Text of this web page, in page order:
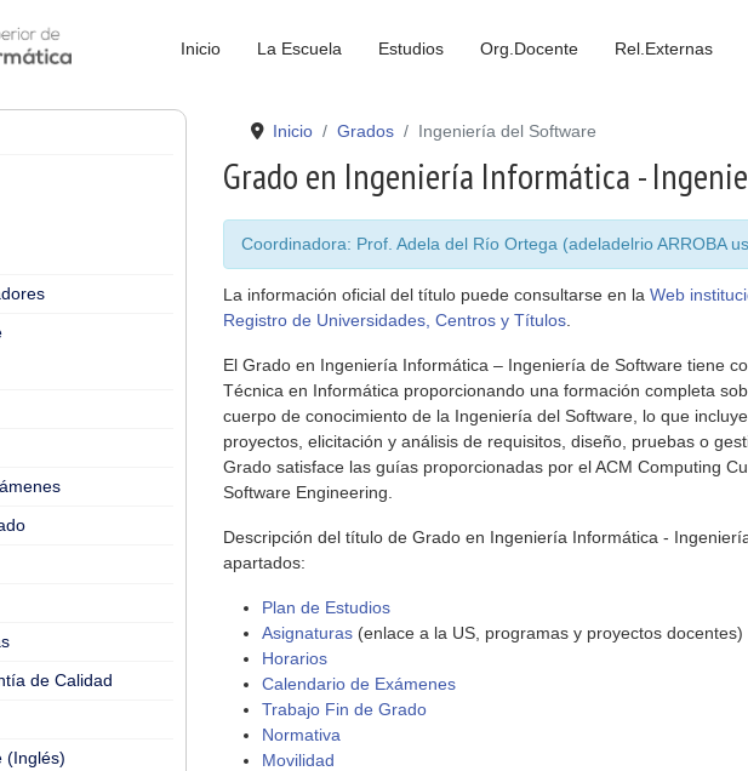
Inicio La Escuela Estudios Org.Docente Rel.Externas
de Calidad
(Inglés)
Inicio Grados Ingeniería del Software
Grado en Ingeniería Informática -
Coordinadora: Prof. Adela del Río Ortega (adeladelrio ARROBA
La información oficial del título puede consultarse en la Web
Registro de Universidades, Centros y Títulos
El Grado en Ingeniería Informática – Ingeniería de Software tiene
Técnica en Informática proporcionando una formación completa
cuerpo de conocimiento de la Ingeniería del Software, lo que
proyectos, elicitación y análisis de requisitos, diseño, pruebas o
Grado satisface las guías proporcionadas por el ACM Computing
Software Engineering.
Descripción del título de Grado en Ingeniería Informática -
apartados:
Plan de Estudios
Asignaturas (enlace a la US, programas y proyectos docentes)
Horarios
Calendario de Exámenes
Trabajo Fin de Grado
Normativa
Movilidad